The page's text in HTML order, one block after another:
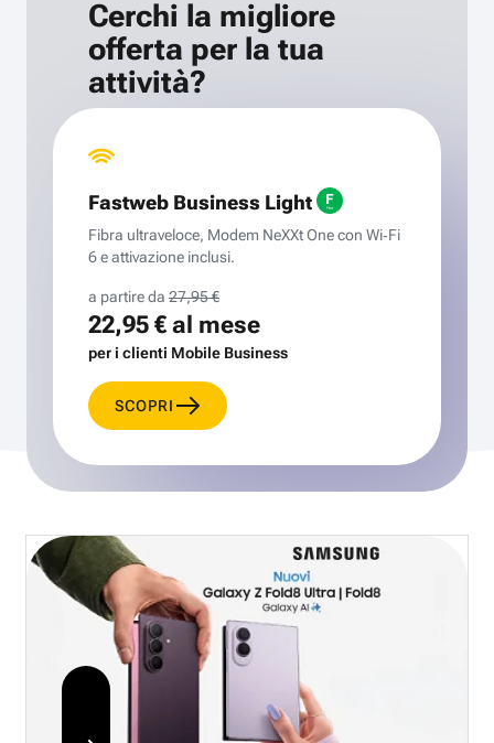
Cerchi la migliore
offerta per la tua
attività?
Fastweb Business Light
Fibra ultraveloce, Modem NeXXt One con Wi‑Fi
6 e attivazione inclusi.
a partire da 27,95 €
22,95 €al mese
per i clienti Mobile Business
SCOPRI